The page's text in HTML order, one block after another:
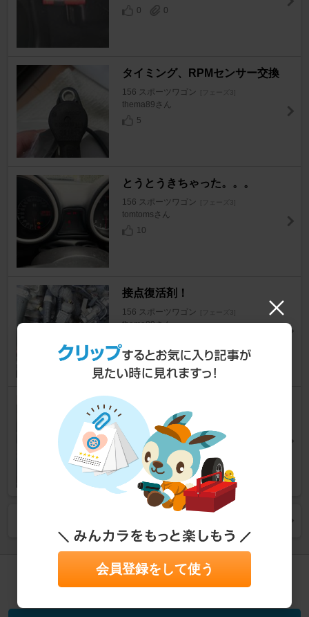
0
0
タイミング、RPMセンサー交換
156 スポーツワゴン [フェーズ3]
thema89さん
5
とうとうきちゃった。。。
156 スポーツワゴン [フェーズ3]
tomtomsさん
10
接点復活剤！
156 スポーツワゴン [フェーズ3]
thema89さん
気軽にできるDIYカスタム【エ
クステリア編】
カーライフ
このパーツの取り付けが
会員登録をして使う